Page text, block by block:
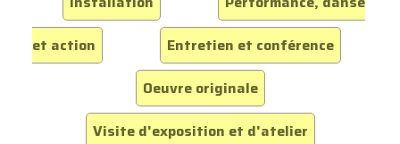
et action
Entretien et conférence
Oeuvre originale
Visite d'exposition et d'atelier